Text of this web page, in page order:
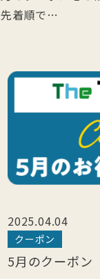
先着順で…
2025.04.04
クーポン
5月のクーポン